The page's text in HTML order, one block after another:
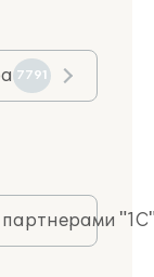
7791
партнерами